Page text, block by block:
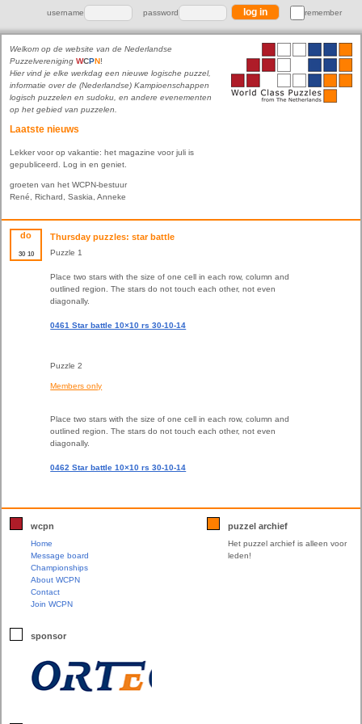
username password remember
Welkom op de website van de Nederlandse
Puzzelvereniging WCPN!
Hier vind je elke werkdag een nieuwe logische puzzel,
informatie over de (Nederlandse) Kampioenschappen
logisch puzzelen en sudoku, en andere evenementen
op het gebied van puzzelen.
Laatste nieuws
Lekker voor op vakantie: het magazine voor juli is
gepubliceerd. Log in en geniet.
groeten van het WCPN-bestuur
René, Richard, Saskia, Anneke
do
30 10
Thursday puzzles: star battle
Puzzle 1
Place two stars with the size of one cell in each row, column and
outlined region. The stars do not touch each other, not even
diagonally.
0461 Star battle 10×10 rs 30-10-14
Puzzle 2
Members only
Place two stars with the size of one cell in each row, column and
outlined region. The stars do not touch each other, not even
diagonally.
0462 Star battle 10×10 rs 30-10-14
wcpn
Home
Message board
Championships
About WCPN
Contact
Join WCPN
sponsor
puzzel archief
Het puzzel archief is alleen voor
leden!